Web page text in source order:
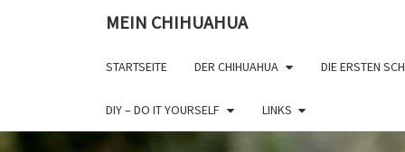
MEIN CHIHUAHUA
STARTSEITE DER CHIHUAHUA DIE ERSTEN
DIY – DO IT YOURSELF LINKS